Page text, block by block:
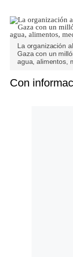
La organización
Gaza con un
agua, alimentos,
Con